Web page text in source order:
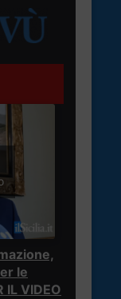
le
IL VIDEO